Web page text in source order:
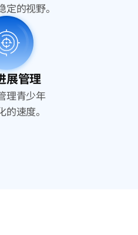
定的视野。
展管理
理青少年
的速度。